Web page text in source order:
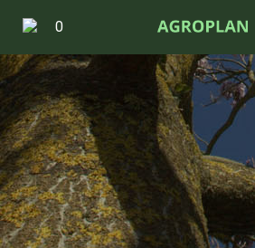
0
Početna
Prodaja